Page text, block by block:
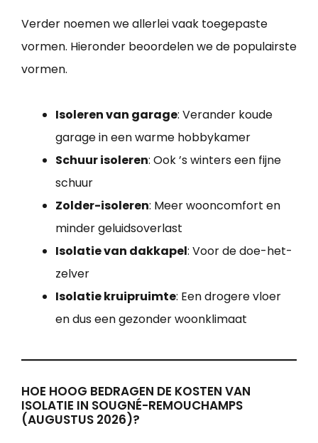
Verder noemen we allerlei vaak toegepaste
vormen. Hieronder beoordelen we de populairste
vormen.
Isoleren van garage: Verander koude
garage in een warme hobbykamer
Schuur isoleren: Ook ’s winters een fijne
schuur
Zolder-isoleren: Meer wooncomfort en
minder geluidsoverlast
Isolatie van dakkapel: Voor de doe-het-
zelver
Isolatie kruipruimte: Een drogere vloer
en dus een gezonder woonklimaat
HOE HOOG BEDRAGEN DE KOSTEN VAN
ISOLATIE IN SOUGNÉ-REMOUCHAMPS
(AUGUSTUS 2026)?